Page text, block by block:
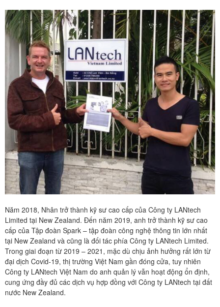
Năm 2018, Nhân trở thành kỹ sư cao cấp của Công ty LANtech
Limited tại New Zealand. Đến năm 2019, anh trở thành kỹ sư cao
cấp của Tập đoàn Spark – tập đoàn công nghệ thông tin lớn nhất
tại New Zealand và cũng là đối tác phía Công ty LANtech Limited.
Trong giai đoạn từ 2019 – 2021, mặc dù chịu ảnh hưởng rất lớn từ
đại dịch Covid-19, thị trường Việt Nam gần đóng cửa, tuy nhiên
Công ty LANtech Việt Nam do anh quản lý vẫn hoạt động ổn định,
cung ứng đầy đủ các dịch vụ hợp đồng với Công ty LANtech tại đất
nước New Zealand.